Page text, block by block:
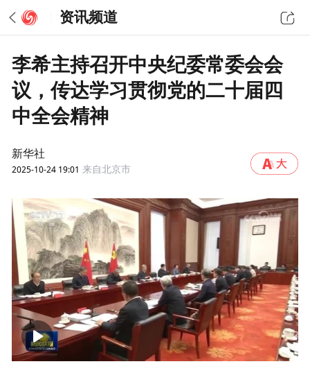
资讯频道
李希主持召开中央纪委常委会会
议，传达学习贯彻党的二十届四
中全会精神
新华社
2025-10-24 19:01 来自北京市
00:00 01:58